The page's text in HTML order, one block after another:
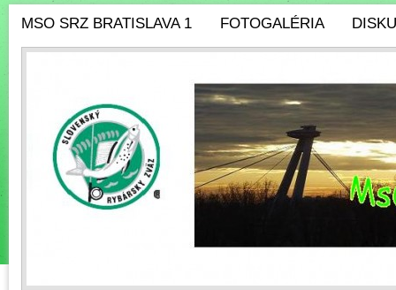
MSO SRZ BRATISLAVA 1 FOTOGALÉRIA